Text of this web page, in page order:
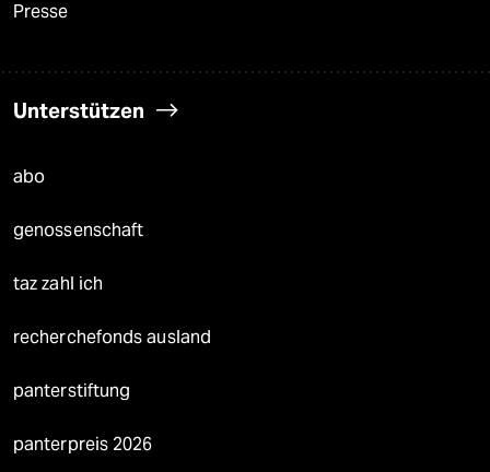
Presse
Unterstützen
abo
genossenschaft
taz zahl ich
recherchefonds ausland
panterstiftung
panterpreis 2026